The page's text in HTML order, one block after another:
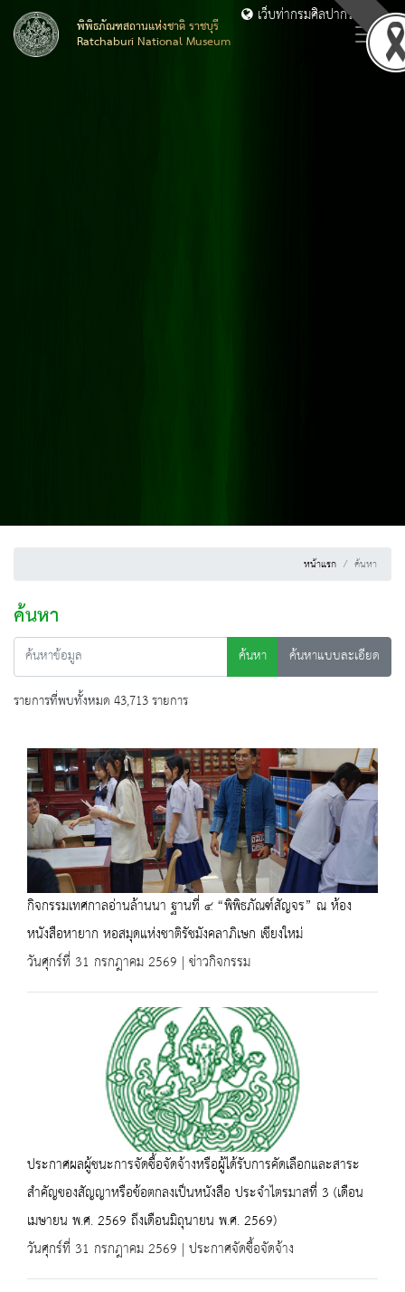
พิพิธภัณฑสถานแห่งชาติ ราชบุรี
Ratchaburi National Museum
เว็บท่ากรมศิลปากร
หน้าแรก ค้นหา
ค้นหา
ค้นหา
ค้นหาแบบละเอียด
รายการที่พบทั้งหมด 43,713 รายการ
กิจกรรมเทศกาลอ่านล้านนา ฐานที่ ๔ “พิพิธภัณฑ์สัญจร” ณ ห้อง
หนังสือหายาก หอสมุดแห่งชาติรัชมังคลาภิเษก เชียงใหม่
วันศุกร์ที่ 31 กรกฎาคม 2569 | ข่าวกิจกรรม
ประกาศผลผู้ชนะการจัดซื้อจัดจ้างหรือผู้ได้รับการคัดเลือกและสาระ
สำคัญของสัญญาหรือข้อตกลงเป็นหนังสือ ประจำไตรมาสที่ 3 (เดือน
เมษายน พ.ศ. 2569 ถึงเดือนมิถุนายน พ.ศ. 2569)
วันศุกร์ที่ 31 กรกฎาคม 2569 | ประกาศจัดซื้อจัดจ้าง